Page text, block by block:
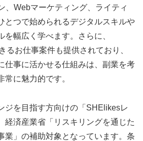
、Webマーケティング、ライティ
とつで始められるデジタルスキルや
を幅広く学べます。さらに、
るお仕事案件も提供されており、
仕事に活かせる仕組みは、副業を考
常に魅力的です。
ジを目指す方向けの「SHElikesレ
経済産業省「リスキリングを通じた
業」の補助対象となっています。条